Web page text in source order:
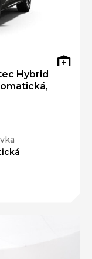
Hybrid